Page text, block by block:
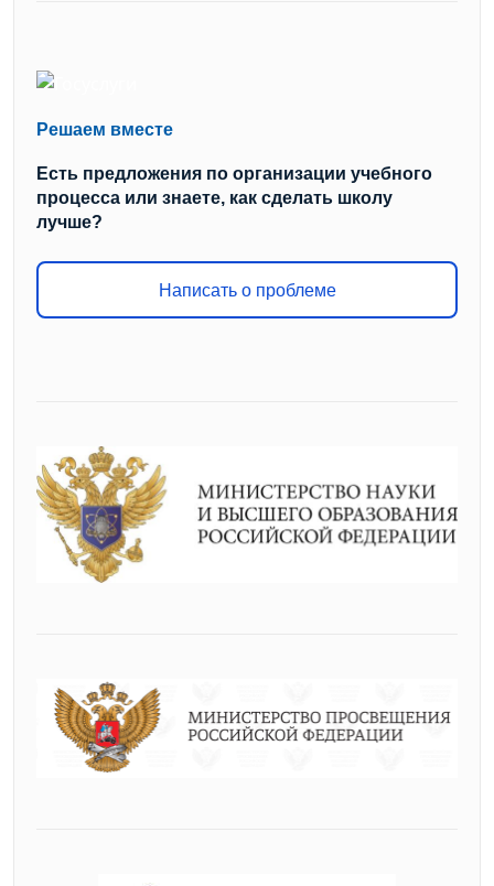
Решаем вместе
Есть предложения по организации учебного
процесса или знаете, как сделать школу
лучше?
Написать о проблеме